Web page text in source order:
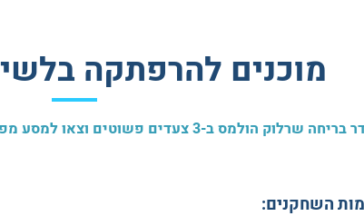
מוכנים להרפתקה
וצאו למסע מפתיע, מרתק ומאתגר בסמטאות לונדון של המאה ה-19
השחקנים: